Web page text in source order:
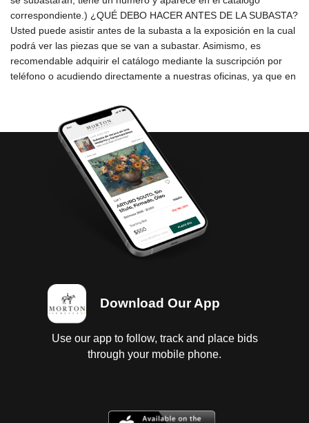
Download Our App
Use our app to follow, track and place bids
through your mobile phone.